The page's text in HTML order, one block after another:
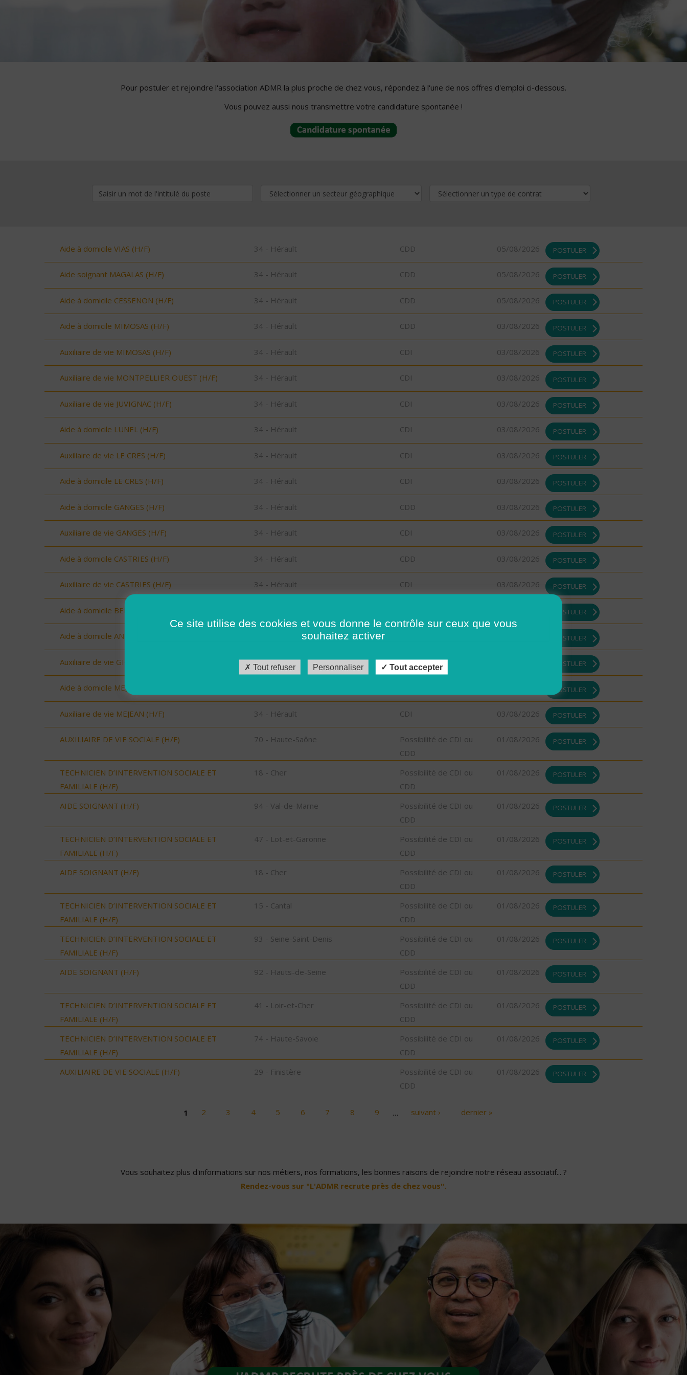
Pour postuler et rejoindre l'association ADMR la plus proche de chez vous, répondez à l'une de nos offres d'emploi ci-dessous.
Vous pouvez aussi nous transmettre votre candidature spontanée !
Aide à domicile VIAS (H/F) 34 - Hérault CDD 05/08/2026 POSTULER
Aide soignant MAGALAS (H/F) 34 - Hérault CDD 05/08/2026 POSTULER
Aide à domicile CESSENON (H/F) 34 - Hérault CDD 05/08/2026 POSTULER
Aide à domicile MIMOSAS (H/F) 34 - Hérault CDD 03/08/2026 POSTULER
Auxiliaire de vie MIMOSAS (H/F) 34 - Hérault CDI 03/08/2026 POSTULER
Auxiliaire de vie MONTPELLIER OUEST (H/F) 34 - Hérault CDI 03/08/2026 POSTULER
Auxiliaire de vie JUVIGNAC (H/F) 34 - Hérault CDI 03/08/2026 POSTULER
Aide à domicile LUNEL (H/F) 34 - Hérault CDI 03/08/2026 POSTULER
Auxiliaire de vie LE CRES (H/F) 34 - Hérault CDI 03/08/2026 POSTULER
Aide à domicile LE CRES (H/F) 34 - Hérault CDI 03/08/2026 POSTULER
Aide à domicile GANGES (H/F) 34 - Hérault CDD 03/08/2026 POSTULER
Auxiliaire de vie GANGES (H/F) 34 - Hérault CDI 03/08/2026 POSTULER
Aide à domicile CASTRIES (H/F) 34 - Hérault CDD 03/08/2026 POSTULER
Auxiliaire de vie CASTRIES (H/F) 34 - Hérault CDI 03/08/2026 POSTULER
Aide à domicile BERANGE (H/F) POSTULER
Aide à domicile ANIANE (H/F) POSTULER
Auxiliaire de vie GIGNAC (H/F) 34 - Hérault CDI POSTULER
Aide à domicile MEJEAN (H/F) POSTULER
Auxiliaire de vie MEJEAN (H/F) 34 - Hérault CDI 03/08/2026 POSTULER
AUXILIAIRE DE VIE SOCIALE (H/F) 70 - Haute-Saône
Possibilité de CDI ou
CDD
01/08/2026 POSTULER
TECHNICIEN D’INTERVENTION SOCIALE ET
FAMILIALE (H/F)
18 - Cher
Possibilité de CDI ou
CDD
01/08/2026 POSTULER
AIDE SOIGNANT (H/F) 94 - Val-de-Marne
Possibilité de CDI ou
CDD
01/08/2026 POSTULER
TECHNICIEN D’INTERVENTION SOCIALE ET
FAMILIALE (H/F)
47 - Lot-et-Garonne
Possibilité de CDI ou
CDD
01/08/2026 POSTULER
AIDE SOIGNANT (H/F) 18 - Cher
Possibilité de CDI ou
CDD
01/08/2026 POSTULER
TECHNICIEN D’INTERVENTION SOCIALE ET
FAMILIALE (H/F)
15 - Cantal
Possibilité de CDI ou
CDD
01/08/2026 POSTULER
TECHNICIEN D’INTERVENTION SOCIALE ET
FAMILIALE (H/F)
93 - Seine-Saint-Denis
Possibilité de CDI ou
CDD
01/08/2026 POSTULER
AIDE SOIGNANT (H/F) 92 - Hauts-de-Seine
Possibilité de CDI ou
CDD
01/08/2026 POSTULER
TECHNICIEN D’INTERVENTION SOCIALE ET
FAMILIALE (H/F)
41 - Loir-et-Cher
Possibilité de CDI ou
CDD
01/08/2026 POSTULER
TECHNICIEN D’INTERVENTION SOCIALE ET
FAMILIALE (H/F)
74 - Haute-Savoie
Possibilité de CDI ou
CDD
01/08/2026 POSTULER
AUXILIAIRE DE VIE SOCIALE (H/F) 29 - Finistère
Possibilité de CDI ou
CDD
01/08/2026 POSTULER
1 2 3 4 5 6 7 8 9 … suivant › dernier »
Vous souhaitez plus d'informations sur nos métiers, nos formations, les bonnes raisons de rejoindre notre réseau associatif... ?
Rendez-vous sur "L'ADMR recrute près de chez vous".
Ce site utilise des cookies et vous donne le contrôle sur ceux que vous
souhaitez activer
Tout refuser Personnaliser Tout accepter